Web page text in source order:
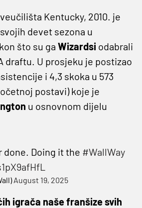
Kentucky, 2010. je
devet sezona u
što su ga Wizardsi odabrali
draftu. U prosjeku je postizao
i 4,3 skoka u 573
postavi) koje je
u osnovnom dijelu
done. Doing it the #WallWay
August 19, 2025
igrača naše franšize svih